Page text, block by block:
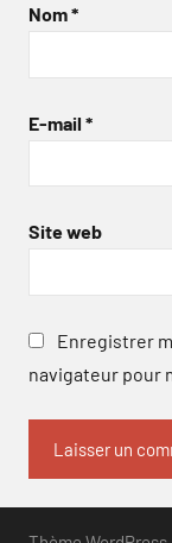
Nom*
E-mail *
Site web
Enregistrer
navigateur pour